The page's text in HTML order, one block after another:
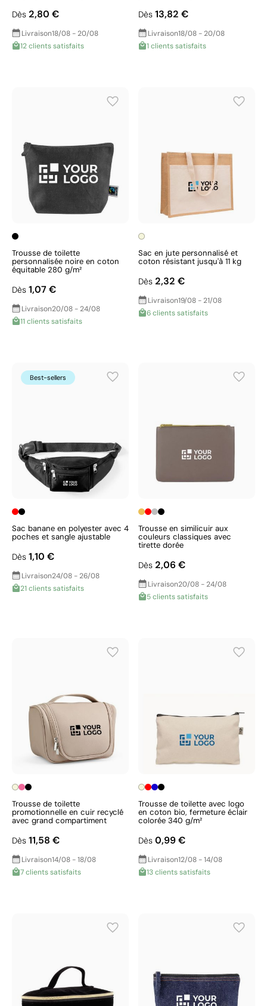
Dès 2,80 €
Livraison18/08 - 20/08
12 clients satisfaits
Dès 13,82 €
Livraison18/08 - 20/08
1 clients satisfaits
Trousse de toilette
personnalisée noire en coton
équitable 280 g/m²
Dès 1,07 €
Livraison20/08 - 24/08
11 clients satisfaits
Sac en jute personnalisé et
coton résistant jusqu'à 11 kg
Dès 2,32 €
Livraison19/08 - 21/08
6 clients satisfaits
Best-sellers
Sac banane en polyester avec 4
poches et sangle ajustable
Dès 1,10 €
Livraison24/08 - 26/08
21 clients satisfaits
Trousse en similicuir aux
couleurs classiques avec
tirette dorée
Dès 2,06 €
Livraison20/08 - 24/08
5 clients satisfaits
Trousse de toilette
promotionnelle en cuir recyclé
avec grand compartiment
Dès 11,58 €
Livraison14/08 - 18/08
7 clients satisfaits
Trousse de toilette avec logo
en coton bio, fermeture éclair
colorée 340 g/m²
Dès 0,99 €
Livraison12/08 - 14/08
13 clients satisfaits